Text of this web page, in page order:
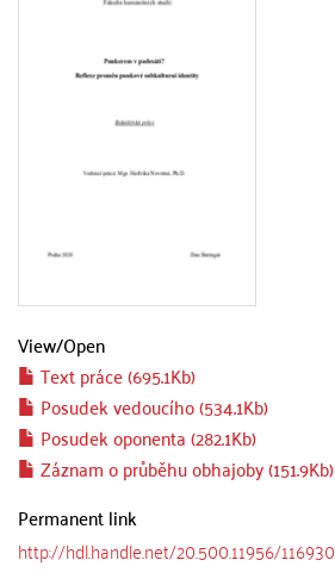
View/Open
Text práce (695.1Kb)
Posudek vedoucího (534.1Kb)
Posudek oponenta (282.1Kb)
Záznam o průběhu obhajoby (151.9Kb)
Permanent link
http://hdl.handle.net/20.500.11956/116930